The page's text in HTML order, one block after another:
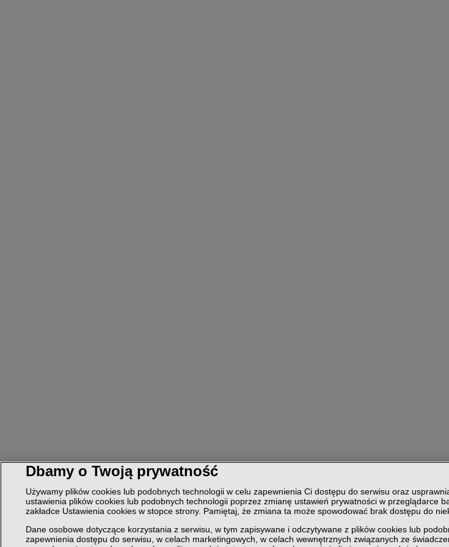
Dbamy o Twoją prywatność
Używamy plików cookies lub podobnych technologii w celu zapewnienia Ci dostępu do serwisu oraz
ustawienia plików cookies lub podobnych technologii poprzez zmianę ustawień prywatności w przeglądarce
zakładce Ustawienia cookies w stopce strony. Pamiętaj, że zmiana ta może spowodować brak dostępu do
Dane osobowe dotyczące korzystania z serwisu, w tym zapisywane i odczytywane z plików cookies lub
zapewnienia dostępu do serwisu, w celach marketingowych, w celach wewnętrznych związanych ze